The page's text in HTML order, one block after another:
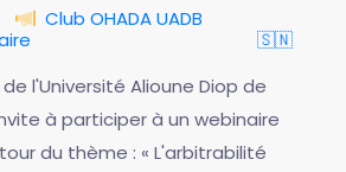
Club OHADA UADB
🇸🇳
de l'Université Alioune Diop de
à participer à un webinaire
du thème : « L'arbitrabilité